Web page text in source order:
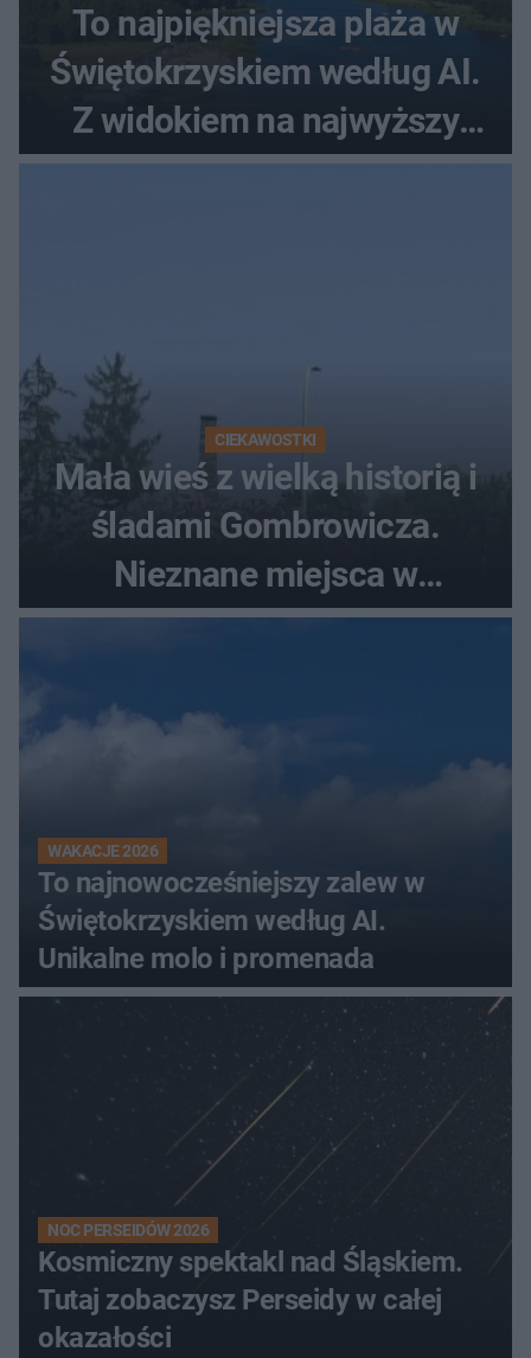
To najpiękniejsza plaża w
Świętokrzyskiem według AI.
Z widokiem na najwyższy
szczyt Gór Świętokrzyskich
CIEKAWOSTKI
Mała wieś z wielką historią i
śladami Gombrowicza.
Nieznane miejsca w
Świętokrzyskiem
WAKACJE 2026
To najnowocześniejszy zalew w
Świętokrzyskiem według AI.
Unikalne molo i promenada
NOC PERSEIDÓW 2026
Kosmiczny spektakl nad Śląskiem.
Tutaj zobaczysz Perseidy w całej
okazałości